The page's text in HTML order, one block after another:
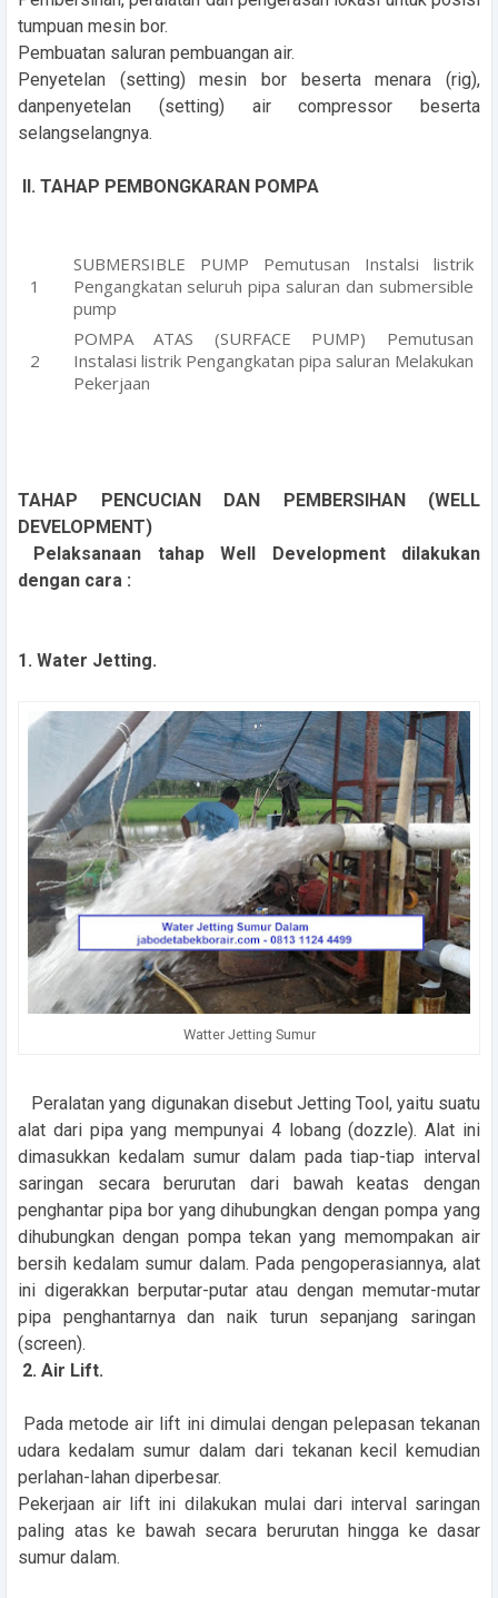
tumpuan mesin bor.
Pembuatan saluran pembuangan air.
Penyetelan (setting) mesin bor beserta menara (rig),
danpenyetelan (setting) air compressor beserta
selangselangnya.
II. TAHAP PEMBONGKARAN POMPA
SUBMERSIBLE PUMP Pemutusan Instalsi listrik
Pengangkatan seluruh pipa saluran dan submersible
pump
POMPA ATAS (SURFACE PUMP) Pemutusan
Instalasi listrik Pengangkatan pipa saluran Melakukan
Pekerjaan
TAHAP PENCUCIAN DAN PEMBERSIHAN (WELL
DEVELOPMENT)
Pelaksanaan tahap Well Development dilakukan
dengan cara :
1. Water Jetting.
Watter Jetting Sumur
Peralatan yang digunakan disebut Jetting Tool, yaitu suatu
alat dari pipa yang mempunyai 4 lobang (dozzle). Alat ini
dimasukkan kedalam sumur dalam pada tiap-tiap interval
saringan secara berurutan dari bawah keatas dengan
penghantar pipa bor yang dihubungkan dengan pompa yang
dihubungkan dengan pompa tekan yang memompakan air
bersih kedalam sumur dalam. Pada pengoperasiannya, alat
ini digerakkan berputar-putar atau dengan memutar-mutar
pipa penghantarnya dan naik turun sepanjang saringan
(screen).
2. Air Lift.
Pada metode air lift ini dimulai dengan pelepasan tekanan
udara kedalam sumur dalam dari tekanan kecil kemudian
perlahan-lahan diperbesar.
Pekerjaan air lift ini dilakukan mulai dari interval saringan
paling atas ke bawah secara berurutan hingga ke dasar
sumur dalam.